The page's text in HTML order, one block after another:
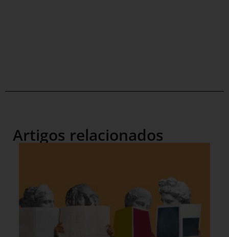
Artigos relacionados